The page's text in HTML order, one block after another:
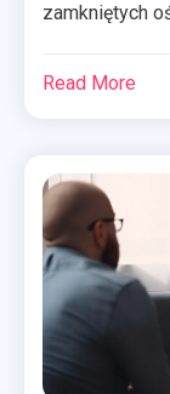
zamkniętych
Read More